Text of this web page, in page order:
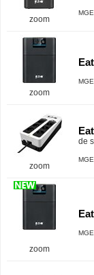
zoom
zoom
zoom
de
zoom